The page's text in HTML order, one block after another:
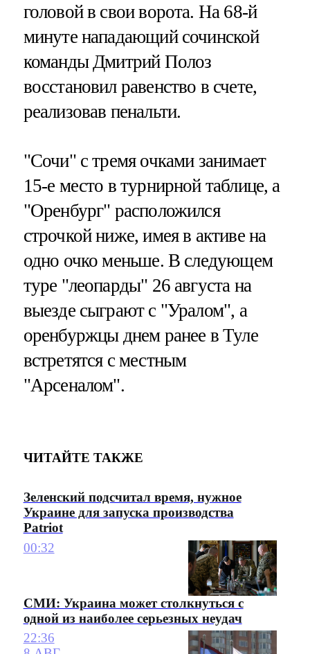
головой в свои ворота. На 68-й
минуте нападающий сочинской
команды Дмитрий Полоз
восстановил равенство в счете,
реализовав пенальти.
"Сочи" с тремя очками занимает
15-е место в турнирной таблице, а
"Оренбург" расположился
строчкой ниже, имея в активе на
одно очко меньше. В следующем
туре "леопарды" 26 августа на
выезде сыграют с "Уралом", а
оренбуржцы днем ранее в Туле
встретятся с местным
"Арсеналом".
ЧИТАЙТЕ ТАКЖЕ
Зеленский подсчитал время, нужное
Украине для запуска производства
Patriot
00:32
СМИ: Украина может столкнуться с
одной из наиболее серьезных неудач
22:36